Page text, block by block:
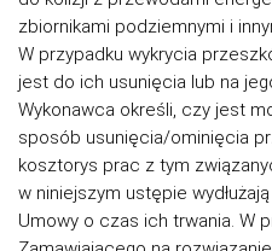
zbiornikami podziemnymi i
W przypadku wykrycia
jest do ich usunięcia lub na
Wykonawca określi, czy jest
sposób usunięcia/ominięcia
kosztorys prac z tym
w niniejszym ustępie
Umowy o czas ich trwania. W